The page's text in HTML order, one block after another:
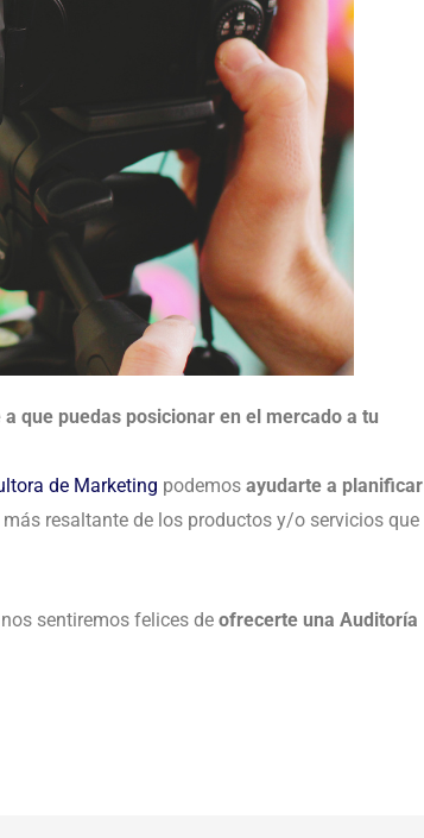
que puedas posicionar en el mercado a tu
de Marketing podemosayudarte a planificar
resaltante de los productos y/o servicios que
nos sentiremos felices deofrecerte una Auditoría